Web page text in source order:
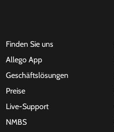
Finden Sie uns
Allego App
Geschäftslösungen
Preise
Live-Support
NMBS